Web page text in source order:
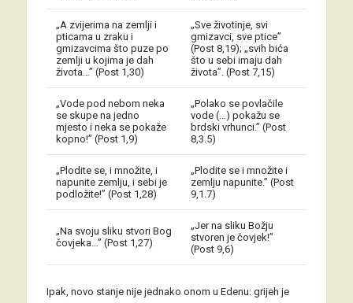
„A zvijerima na zemlji i
pticama u zraku i
gmizavcima što puze po
zemlji u kojima je dah
života…” (Post 1,30)
„Sve životinje, svi
gmizavci, sve ptice”
(Post 8,19); „svih bića
što u sebi imaju dah
života”. (Post 7,15)
„Vode pod nebom neka
se skupe na jedno
mjesto i neka se pokaže
kopno!” (Post 1,9)
„Polako se povlačile
vode (…) pokažu se
brdski vrhunci.” (Post
8,3.5)
„Plodite se, i množite, i
napunite zemlju, i sebi je
podložite!” (Post 1,28)
„Plodite se i množite i
zemlju napunite.” (Post
9,1.7)
„Na svoju sliku stvori Bog
čovjeka…” (Post 1,27)
„Jer na sliku Božju
stvoren je čovjek!”
(Post 9,6)
Ipak, novo stanje nije jednako onom u Edenu: grijeh je